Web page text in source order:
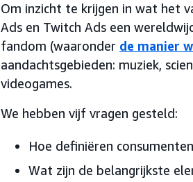
Om inzicht te krijgen in wat het
Ads en Twitch Ads een
fandom (waaronder de manier
aandachtsgebieden: muziek,
videogames.
We hebben vijf vragen gesteld:
Hoe definiëren
Wat zijn de belangrijkste